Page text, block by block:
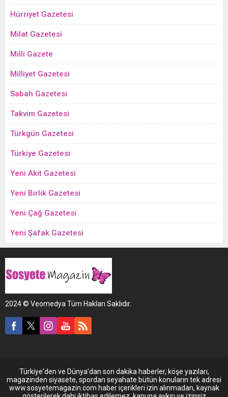
Hürriyet Gazetesi
Milat Gazetesi
Milli Gazete
Milliyet Gazetesi
Sabah Gazetesi
Takvim Gazetesi
Türkgün Gazetesi
Türkiye Gazetesi
Yeni Akit Gazetesi
Yeni Birlik Gazetesi
Yeni Çağ Gazetesi
Yeni Şafak Gazetesi
2024 © Veomedya Tüm Hakları Saklıdır.
Türkiye'den ve Dünya’dan son dakika haberler, köşe yazıları,
magazinden siyasete, spordan seyahate bütün konuların tek adresi
www.sosyetemagazin.com haber içerikleri izin alınmadan, kaynak